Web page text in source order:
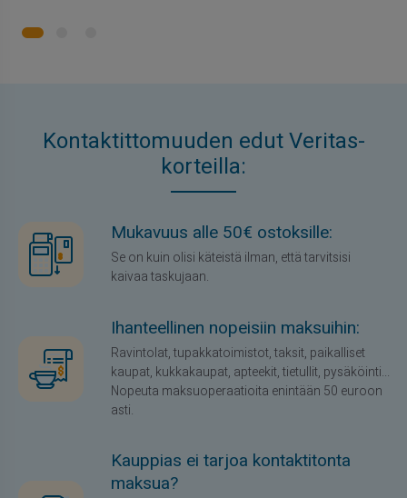
Kontaktittomuuden edut Veritas-
korteilla:
Mukavuus alle 50€ ostoksille:
Se on kuin olisi käteistä ilman, että tarvitsisi
kaivaa taskujaan.
Ihanteellinen nopeisiin maksuihin:
Ravintolat, tupakkatoimistot, taksit, paikalliset
kaupat, kukkakaupat, apteekit, tietullit, pysäköinti...
Nopeuta maksuoperaatioita enintään 50 euroon
asti.
Kauppias ei tarjoa kontaktitonta
maksua?